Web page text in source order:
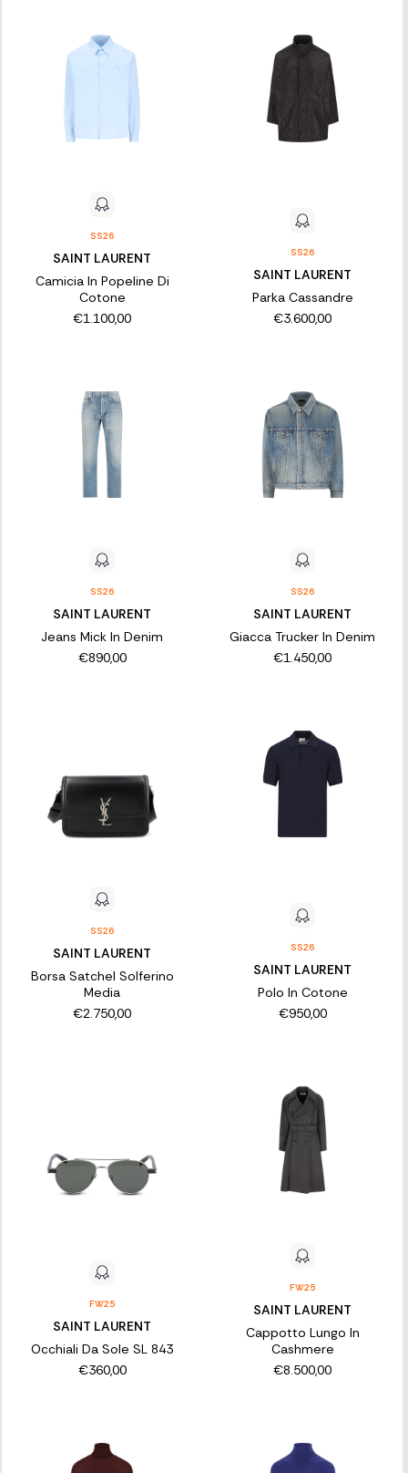
SS26
SAINT LAURENT
Camicia In Popeline Di
Cotone
€1.100,00
SS26
SAINT LAURENT
Parka Cassandre
€3.600,00
SS26
SAINT LAURENT
Jeans Mick In Denim
€890,00
SS26
SAINT LAURENT
Giacca Trucker In Denim
€1.450,00
SS26
SAINT LAURENT
Borsa Satchel Solferino
Media
€2.750,00
SS26
SAINT LAURENT
Polo In Cotone
€950,00
FW25
SAINT LAURENT
Occhiali Da Sole SL 843
€360,00
FW25
SAINT LAURENT
Cappotto Lungo In
Cashmere
€8.500,00